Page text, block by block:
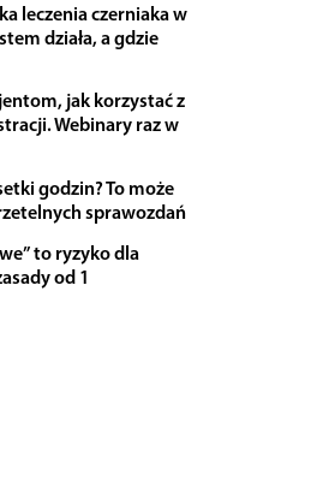
leczenia czerniaka w
działa, a gdzie
jak korzystać z
Webinary raz w
godzin? To może
sprawozdań
to ryzyko dla
od 1